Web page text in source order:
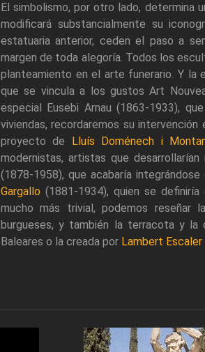
El simbolismo, por otro lado, determina
modificará substancialmente su
estatuaria anterior, ceden el paso a
margen de toda alegoría. Todos los
planteamiento en el arte funerario. Y la
que se vincula a los gustos Art
especial Eusebi Arnau (1863-1933),
viviendas, recordaremos su intervención
proyecto de Lluís Doménech i
modernistas, artistas que
(1878-1958), que acabaría
Gargallo (1881-1934), quien se definiría
mucho más trivial, podemos reseñar
burgueses, y también la terracota y la
Baleares o la creada por Lambert Escaler